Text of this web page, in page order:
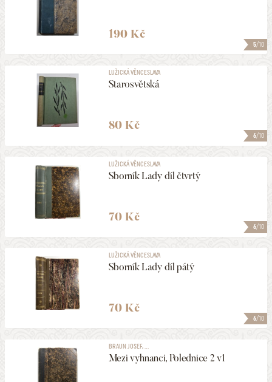
5/10
190 Kč
6/10
LUŽICKÁ VĚNCESLAVA
Starosvětská
80 Kč
6/10
LUŽICKÁ VĚNCESLAVA
Sborník Lady díl čtvrtý
70 Kč
6/10
LUŽICKÁ VĚNCESLAVA
Sborník Lady díl pátý
70 Kč
BRAUN JOSEF, ...
Mezi vyhnanci, Polednice 2 v1